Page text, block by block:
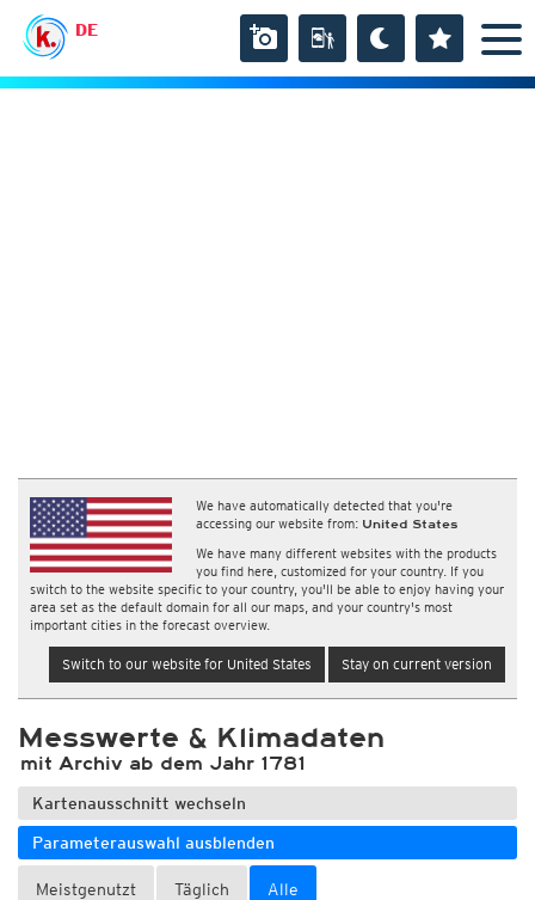
DE
We have automatically detected that you're
accessing our website from: United States
We have many different websites with the products
you find here, customized for your country. If you
switch to the website specific to your country, you'll be able to enjoy having your
area set as the default domain for all our maps, and your country's most
important cities in the forecast overview.
Switch to our website for United States Stay on current version
Messwerte & Klimadaten
mit Archiv ab dem Jahr 1781
Kartenausschnitt wechseln
Parameterauswahl ausblenden
Meistgenutzt Täglich Alle
Wetter, Luftdruck
Temperatur und Luftfeuchtigkeit
Temperatur 2m (°C)
Temperatur 2m, 10min (°C)
Temperatur 5cm (°C)
Temperatur 5cm, 10min (°C)
Max. Temperatur 2m, 12std (°C)
Max. Temperatur 2m, 12std, alle 10min (°C)